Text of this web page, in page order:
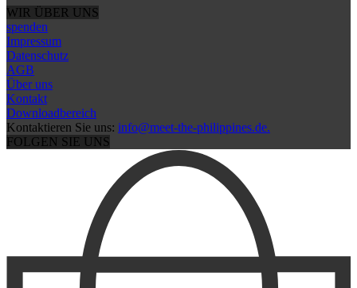
WIR ÜBER UNS
spenden
Impressum
Datenschutz
AGB
Über uns
Kontakt
Downloadbereich
Kontaktieren Sie uns: info@meet-the-philippines.de.
FOLGEN SIE UNS